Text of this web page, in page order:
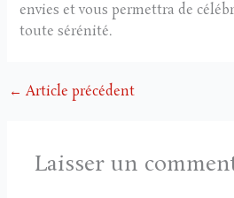
envies et vous permettra de
toute sérénité.
← Article précédent
Laisser un